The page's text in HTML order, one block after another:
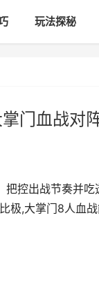
玩法探秘
门血战对
控出战节奏并
极,大掌门8人血